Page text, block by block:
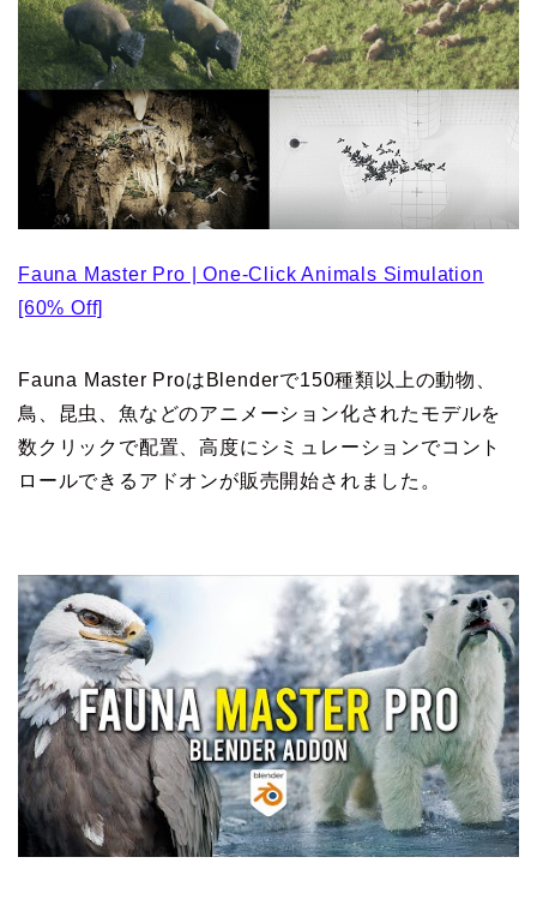
Fauna Master Pro | One-Click Animals Simulation
[60% Off]
Fauna Master ProはBlenderで150種類以上の動物、
鳥、昆虫、魚などのアニメーション化されたモデルを
数クリックで配置、高度にシミュレーションでコント
ロールできるアドオンが販売開始されました。